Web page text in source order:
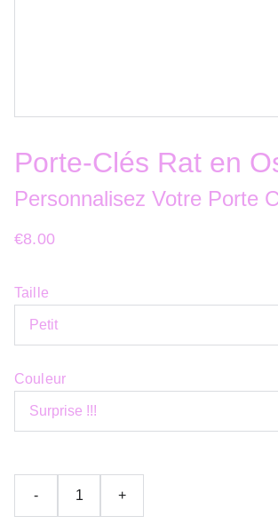
Porte-Clés Rat en
Personnalisez Votre Porte
€8.00
Taille
Couleur
- +